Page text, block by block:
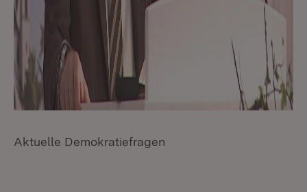
Aktuelle Demokratiefragen